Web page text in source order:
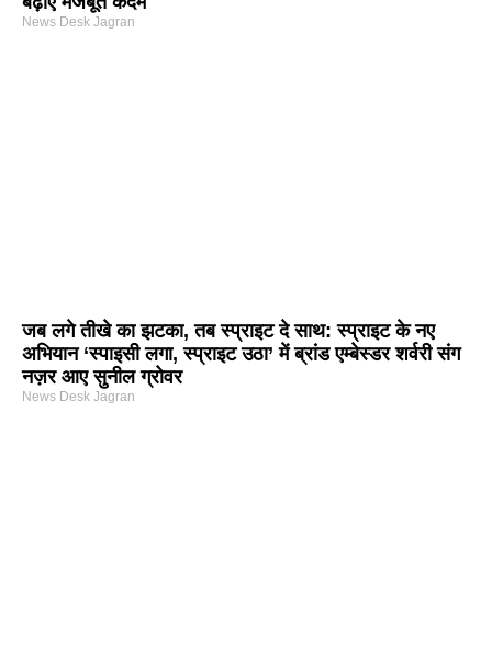
News Desk Jagran
जब लगे तीखे का झटका, तब स्प्राइट दे साथ: स्प्राइट के नए
अभियान ‘स्पाइसी लगा, स्प्राइट उठा’ में ब्रांड एम्बेस्डर शर्वरी संग
नज़र आए सुनील ग्रोवर
News Desk Jagran